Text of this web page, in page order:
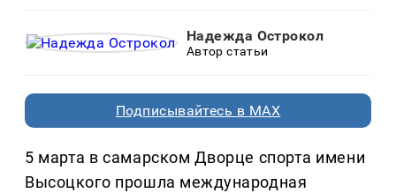
Надежда Острокол
Автор статьи
Подписывайтесь в MAX
5 марта в самарском Дворце спорта имени
Высоцкого прошла международная